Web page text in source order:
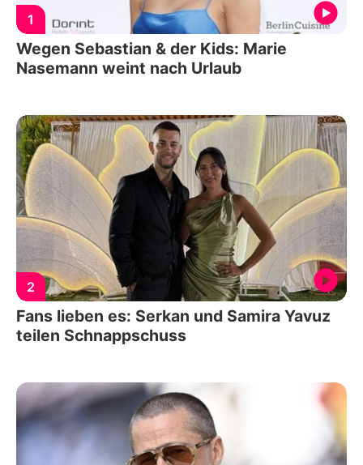
1
Wegen Sebastian & der Kids: Marie
Nasemann weint nach Urlaub
2
Fans lieben es: Serkan und Samira Yavuz
teilen Schnappschuss